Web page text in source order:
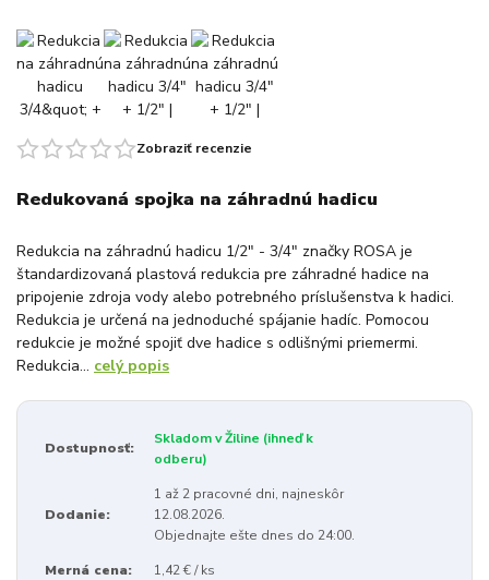
Zobraziť recenzie
Redukovaná spojka na záhradnú hadicu
Redukcia na záhradnú hadicu 1/2" - 3/4" značky ROSA je
štandardizovaná plastová redukcia pre záhradné hadice na
pripojenie zdroja vody alebo potrebného príslušenstva k hadici.
Redukcia je určená na jednoduché spájanie hadíc. Pomocou
redukcie je možné spojiť dve hadice s odlišnými priemermi.
Redukcia... celý popis
Dostupnosť:
Skladom v Žiline (ihneď k
odberu)
Dodanie:
1 až 2 pracovné dni, najneskôr
12.08.2026.
Objednajte ešte dnes do 24:00.
Merná cena: 1,42 € / ks